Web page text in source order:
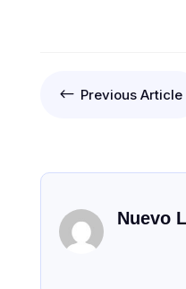
# Previous Article
Nuevo